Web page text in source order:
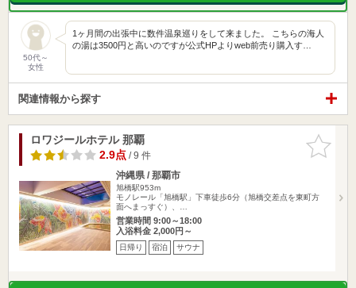
50代～
女性
1ヶ月間の出張中に数件温泉巡りをして来ました。 こちらの海人
の湯は3500円と高いのですが公式HPよりweb前売り購入す…
関連情報から探す
お気に入
りに追加
ロワジールホテル 那覇
2.9点/ 9 件
沖縄県 / 那覇市
旭橋駅953m
モノレール「旭橋駅」下車徒歩6分（旭橋交差点を東町方
面へまっすぐ）、…
営業時間 9:00～18:00
入浴料金 2,000円～
日帰り 宿泊 サウナ